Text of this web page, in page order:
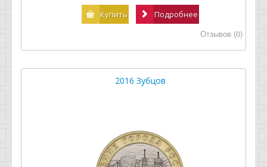
Купить Подробнее
Отзывов (0)
2016 Зубцов